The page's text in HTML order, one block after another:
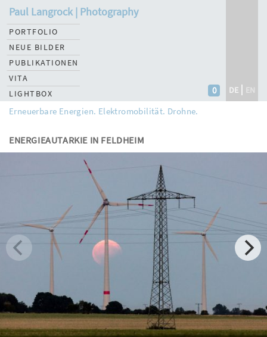
Paul Langrock | Photography
DE EN
0
PORTFOLIO
NEUE BILDER
PUBLIKATIONEN
VITA
LIGHTBOX
Erneuerbare Energien. Elektromobilität. Drohne.
ENERGIEAUTARKIE IN FELDHEIM